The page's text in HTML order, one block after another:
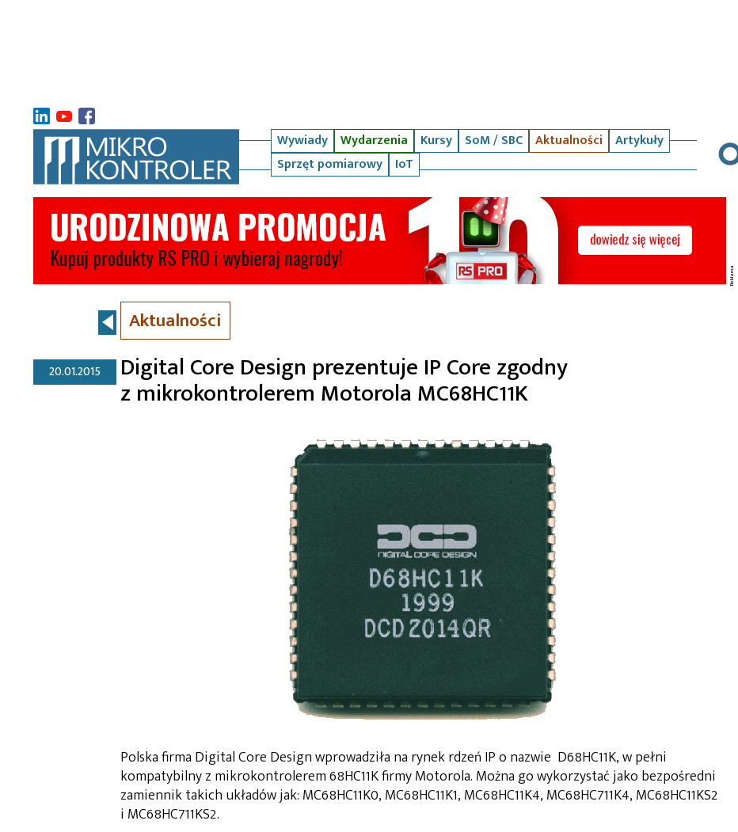
Wywiady Wydarzenia Kursy SoM / SBC Aktualności
Artykuły
Sprzęt pomiarowy
IoT
Aktualności
20.01.2015 Digital Core Design prezentuje IP Core zgodny
z mikrokontrolerem Motorola MC68HC11K
Polska firma Digital Core Design wprowadziła na rynek rdzeń IP o nazwie D68HC11K, w pełni
kompatybilny z mikrokontrolerem 68HC11K firmy Motorola. Można go wykorzystać jako bezpośredni
zamiennik takich układów jak: MC68HC11K0, MC68HC11K1, MC68HC11K4, MC68HC711K4, MC68HC11KS2
i MC68HC711KS2.